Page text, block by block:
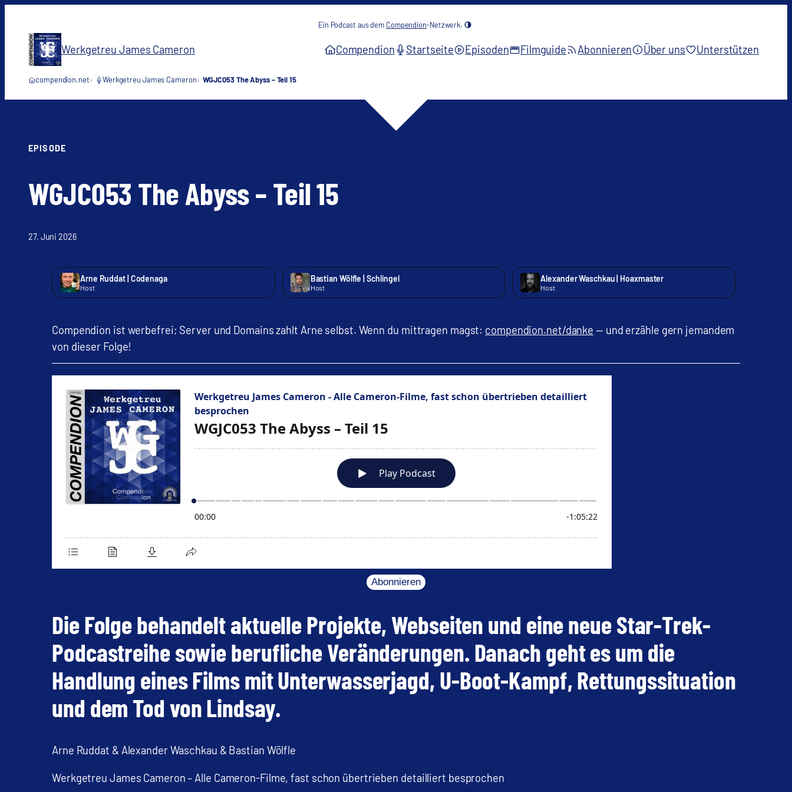
springen
Ein Podcast aus dem Compendion-Netzwerk.
Werkgetreu James Cameron Compendion Startseite Episoden Filmguide Abonnieren Über uns Unterstützen
compendion.net Werkgetreu James Cameron WGJC053 The Abyss – Teil 15
EPISODE
WGJC053 The Abyss – Teil 15
27. Juni 2026
Arne Ruddat | Codenaga
Host
Bastian Wölfle | Schlingel
Host
Alexander Waschkau | Hoaxmaster
Host
Compendion ist werbefrei; Server und Domains zahlt Arne selbst. Wenn du mittragen magst: compendion.net/danke — und erzähle gern jemandem
von dieser Folge!
Abonnieren
Die Folge behandelt aktuelle Projekte, Webseiten und eine neue Star-Trek-
Podcastreihe sowie berufliche Veränderungen. Danach geht es um die
Handlung eines Films mit Unterwasserjagd, U-Boot-Kampf, Rettungssituation
und dem Tod von Lindsay.
Arne Ruddat & Alexander Waschkau & Bastian Wölfle
Werkgetreu James Cameron – Alle Cameron-Filme, fast schon übertrieben detailliert besprochen